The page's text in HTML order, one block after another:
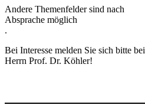
Andere Themenfelder sind nach
Absprache möglich
.
Bei Interesse melden Sie sich bitte bei
Herrn Prof. Dr. Köhler!